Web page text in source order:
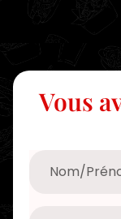
Vous